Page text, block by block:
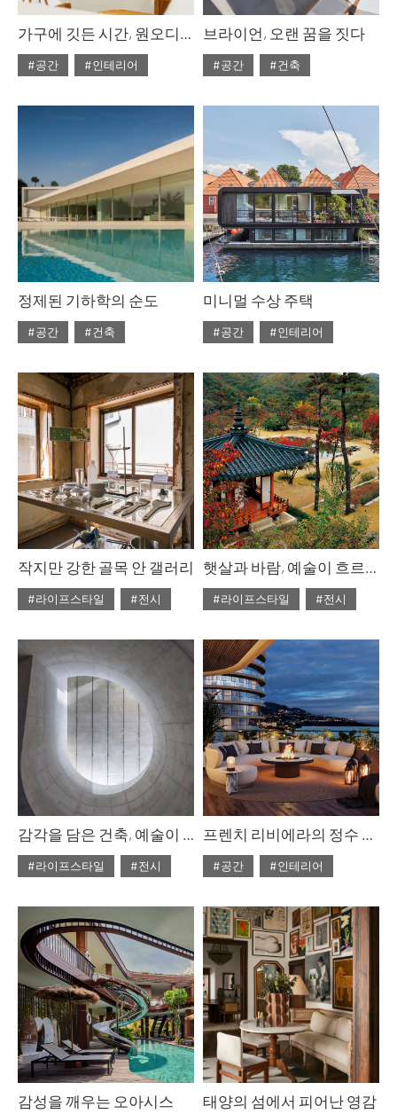
가구에 깃든 시간, 원오디너리맨션
#공간
#인테리어
브라이언, 오랜 꿈을 짓다
#공간
#건축
정제된 기하학의 순도
#공간
#건축
#2025년7월호
미니멀 수상 주택
#공간
#인테리어
#ISSUE304
작지만 강한 골목 안 갤러리
#라이프스타일
#전시
#2025년6월호
햇살과 바람, 예술이 흐르는 미술관
#라이프스타일
#전시
#2025년6월호
감각을 담은 건축, 예술이 머무는 곳
#라이프스타일
#전시
#2025년6월호
프렌치 리비에라의 정수 모나코 레지던스
#공간
#인테리어
#2025년6월호
감성을 깨우는 오아시스 태양의 섬에서 피어난 영감